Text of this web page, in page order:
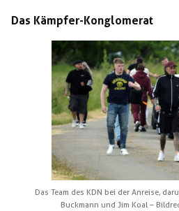
Das Kämpfer-Konglomerat
Das Team des KDN bei der Anreise,
Buckmann und Jim Koal –